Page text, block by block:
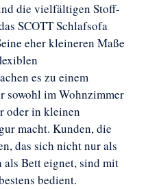
die vielfältigen Stoff-
SCOTT Schlafsofa
eher kleineren Maße
es zu einem
sowohl im Wohnzimmer
oder in kleinen
macht. Kunden, die
das sich nicht nur als
als Bett eignet, sind mit
bedient.